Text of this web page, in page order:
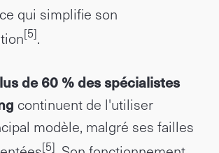
qui simplifie son
[5].
de 60 % des spécialistes
continuent de l'utiliser
modèle, malgré ses failles
[5]